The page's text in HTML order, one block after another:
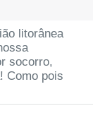
litorânea
socorro,
Como pois